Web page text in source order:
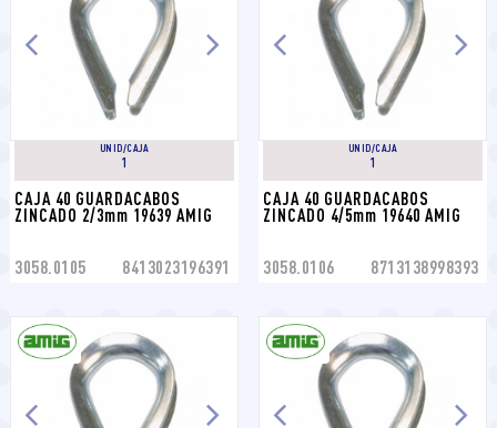
UNID/CAJA
1
CAJA 40 GUARDACABOS
ZINCADO 2/3mm 19639 AMIG
3058.0105 8413023196391
UNID/CAJA
1
CAJA 40 GUARDACABOS
ZINCADO 4/5mm 19640 AMIG
3058.0106 8713138998393